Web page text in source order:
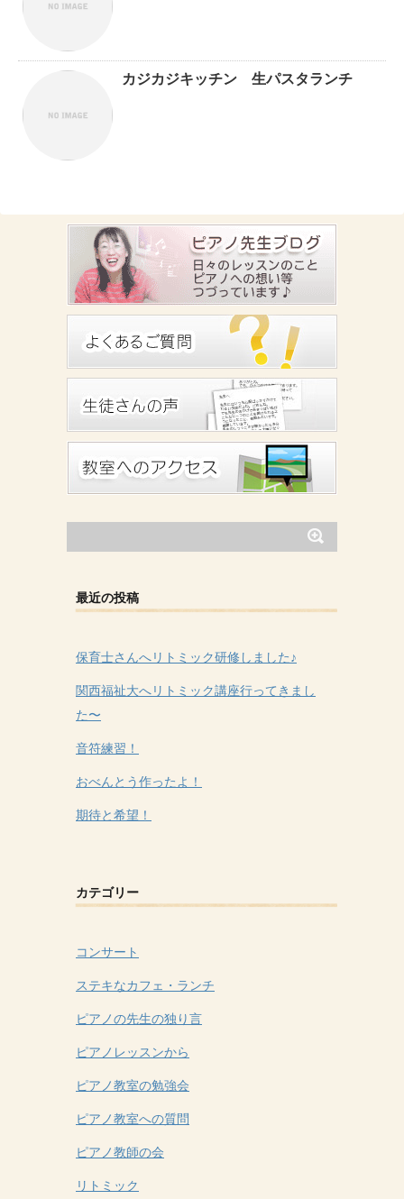
カジカジキッチン 生パスタランチ
最近の投稿
保育士さんへリトミック研修しました♪
関西福祉大へリトミック講座行ってきまし
た〜
音符練習！
おべんとう作ったよ！
期待と希望！
カテゴリー
コンサート
ステキなカフェ・ランチ
ピアノの先生の独り言
ピアノレッスンから
ピアノ教室の勉強会
ピアノ教室への質問
ピアノ教師の会
リトミック